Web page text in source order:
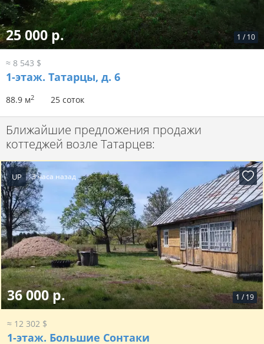
1 / 10
25 000 р.
≈ 8 543 $
1-этаж. Татарцы, д. 6
88.9 м2 25 соток
Ближайшие предложения продажи
коттеджей возле Татарцев:
UP 3 часа назад
1 / 19
36 000 р.
≈ 12 302 $
1-этаж. Большие Сонтаки